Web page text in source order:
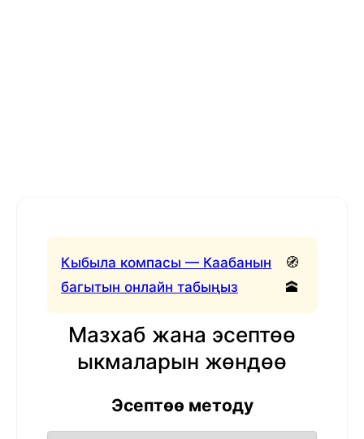
Кыбыла компасы — Каабанын
багытын онлайн табыңыз
🧭
🕋
Мазхаб жана эсептөө
ыкмаларын жөндөө
Эсептөө методу